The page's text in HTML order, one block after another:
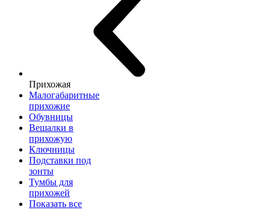
Прихожая
Малогабаритные
прихожие
Обувницы
Вешалки в
прихожую
Ключницы
Подставки под
зонты
Тумбы для
прихожей
Показать все